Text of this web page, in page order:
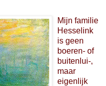
Mijn familie
Hesselink
is geen
boeren- of
buitenlui-,
maar
eigenlijk